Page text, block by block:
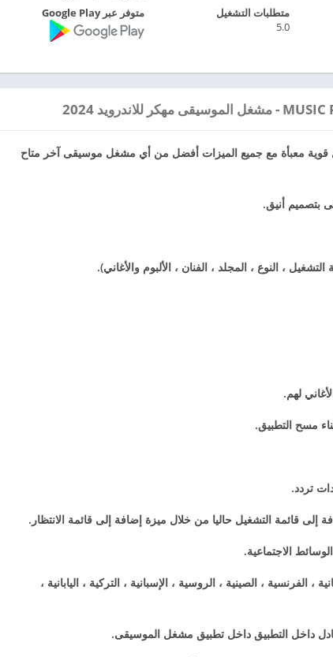
متطلبات التشغيل
5.0
متوفر عبر Google Play
معبأة مع جميع الميزات أفضل من أي مشغل موسيقى آخر متاح
بتصميم أنيق.
الألمانية ، الفرنسية ، الصينية ، الروسية ، الإسبانية ، التركية ، اليابانية ،